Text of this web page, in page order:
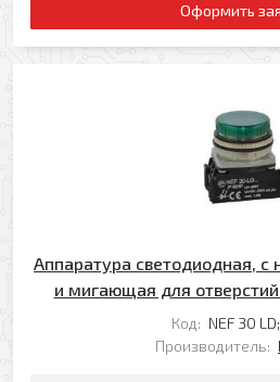
Оформить
Аппаратура светодиодная,
и мигающая для
Код: NEF 30
Производитель: